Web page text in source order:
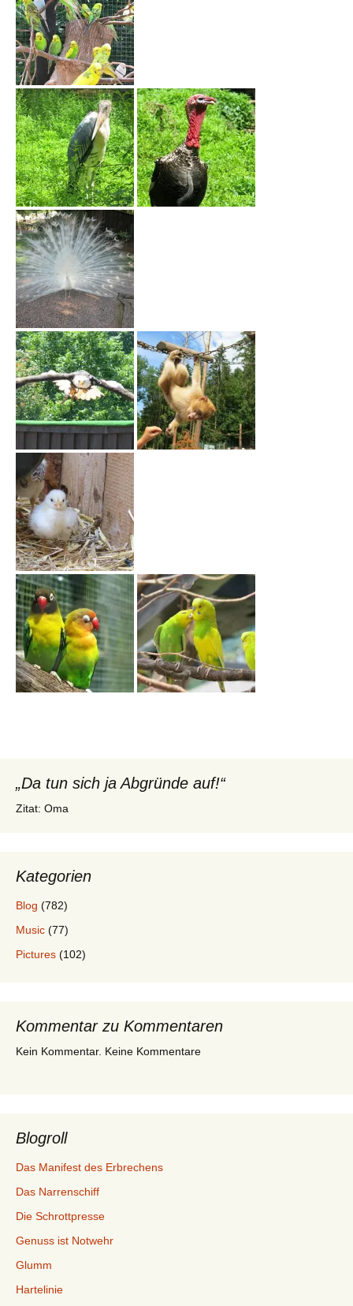
„Da tun sich ja Abgründe auf!“
Zitat: Oma
Kategorien
Blog (782)
Music (77)
Pictures (102)
Kommentar zu Kommentaren
Kein Kommentar. Keine Kommentare
Blogroll
Das Manifest des Erbrechens
Das Narrenschiff
Die Schrottpresse
Genuss ist Notwehr
Glumm
Hartelinie